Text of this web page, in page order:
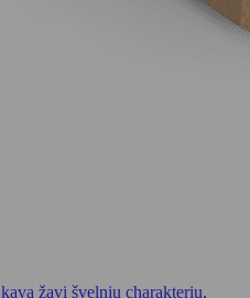
kava žavi švelniu charakteriu,